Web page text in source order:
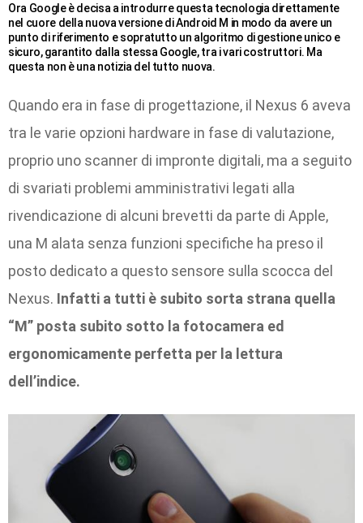
Ora Google è decisa a introdurre questa tecnologia direttamente
nel cuore della nuova versione di Android M in modo da avere un
punto di riferimento e sopratutto un algoritmo di gestione unico e
sicuro, garantito dalla stessa Google, tra i vari costruttori. Ma
questa non è una notizia del tutto nuova.
Quando era in fase di progettazione, il Nexus 6 aveva
tra le varie opzioni hardware in fase di valutazione,
proprio uno scanner di impronte digitali, ma a seguito
di svariati problemi amministrativi legati alla
rivendicazione di alcuni brevetti da parte di Apple,
una M alata senza funzioni specifiche ha preso il
posto dedicato a questo sensore sulla scocca del
Nexus. Infatti a tutti è subito sorta strana quella
“M” posta subito sotto la fotocamera ed
ergonomicamente perfetta per la lettura
dell’indice.